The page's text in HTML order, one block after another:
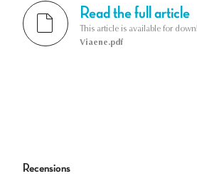
Read the full article
This article is available for
Viaene.pdf
Recensions